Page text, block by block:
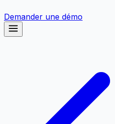
Demander une démo